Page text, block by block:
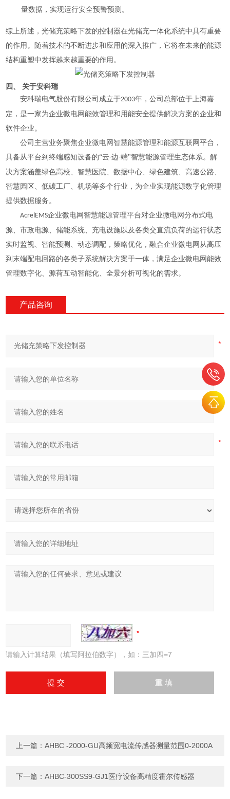
量数据，实现运行安全预警预测。
综上所述，光储充策略下发的控制器在光储充一体化系统中具有重要
的作用。随着技术的不断进步和应用的深入推广，它将在未来的能源
结构重塑中发挥越来越重要的作用。
四、 关于安科瑞
安科瑞电气股份有限公司成立于2003年，公司总部位于上海嘉
定，是一家为企业微电网能效管理和用能安全提供解决方案的企业和
软件企业。
公司主营业务聚焦企业微电网智慧能源管理和能源互联网平台，
具备从平台到终端感知设备的“云-边-端"智慧能源管理生态体系。解
决方案涵盖绿色高校、智慧医院、数据中心、绿色建筑、高速公路、
智慧园区、低碳工厂、机场等多个行业，为企业实现能源数字化管理
提供数据服务。
AcrelEMS企业微电网智慧能源管理平台对企业微电网分布式电
源、市政电源、储能系统、充电设施以及各类交直流负荷的运行状态
实时监视、智能预测、动态调配，策略优化，融合企业微电网从高压
到末端配电回路的各类子系统解决方案于一体，满足企业微电网能效
管理数字化、源荷互动智能化、全景分析可视化的需求。
产品咨询
请输入计算结果（填写阿拉伯数字），如：三加四=7
上一篇：AHBC -2000-GU高频宽电流传感器测量范围0-2000A
下一篇：AHBC-300SS9-GJ1医疗设备高精度霍尔传感器